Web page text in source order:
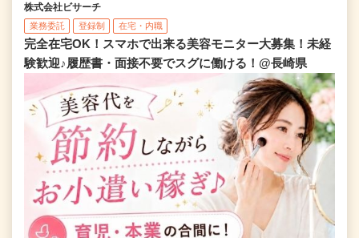
株式会社ビサーチ
業務委託 登録制 在宅・内職
完全在宅OK！スマホで出来る美容モニター大募集！未経
験歓迎♪履歴書・面接不要でスグに働ける！@長崎県